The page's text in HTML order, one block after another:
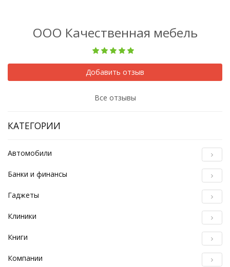
ООО Качественная мебель
Добавить отзыв
Все отзывы
КАТЕГОРИИ
Автомобили
Банки и финансы
Гаджеты
Клиники
Книги
Компании